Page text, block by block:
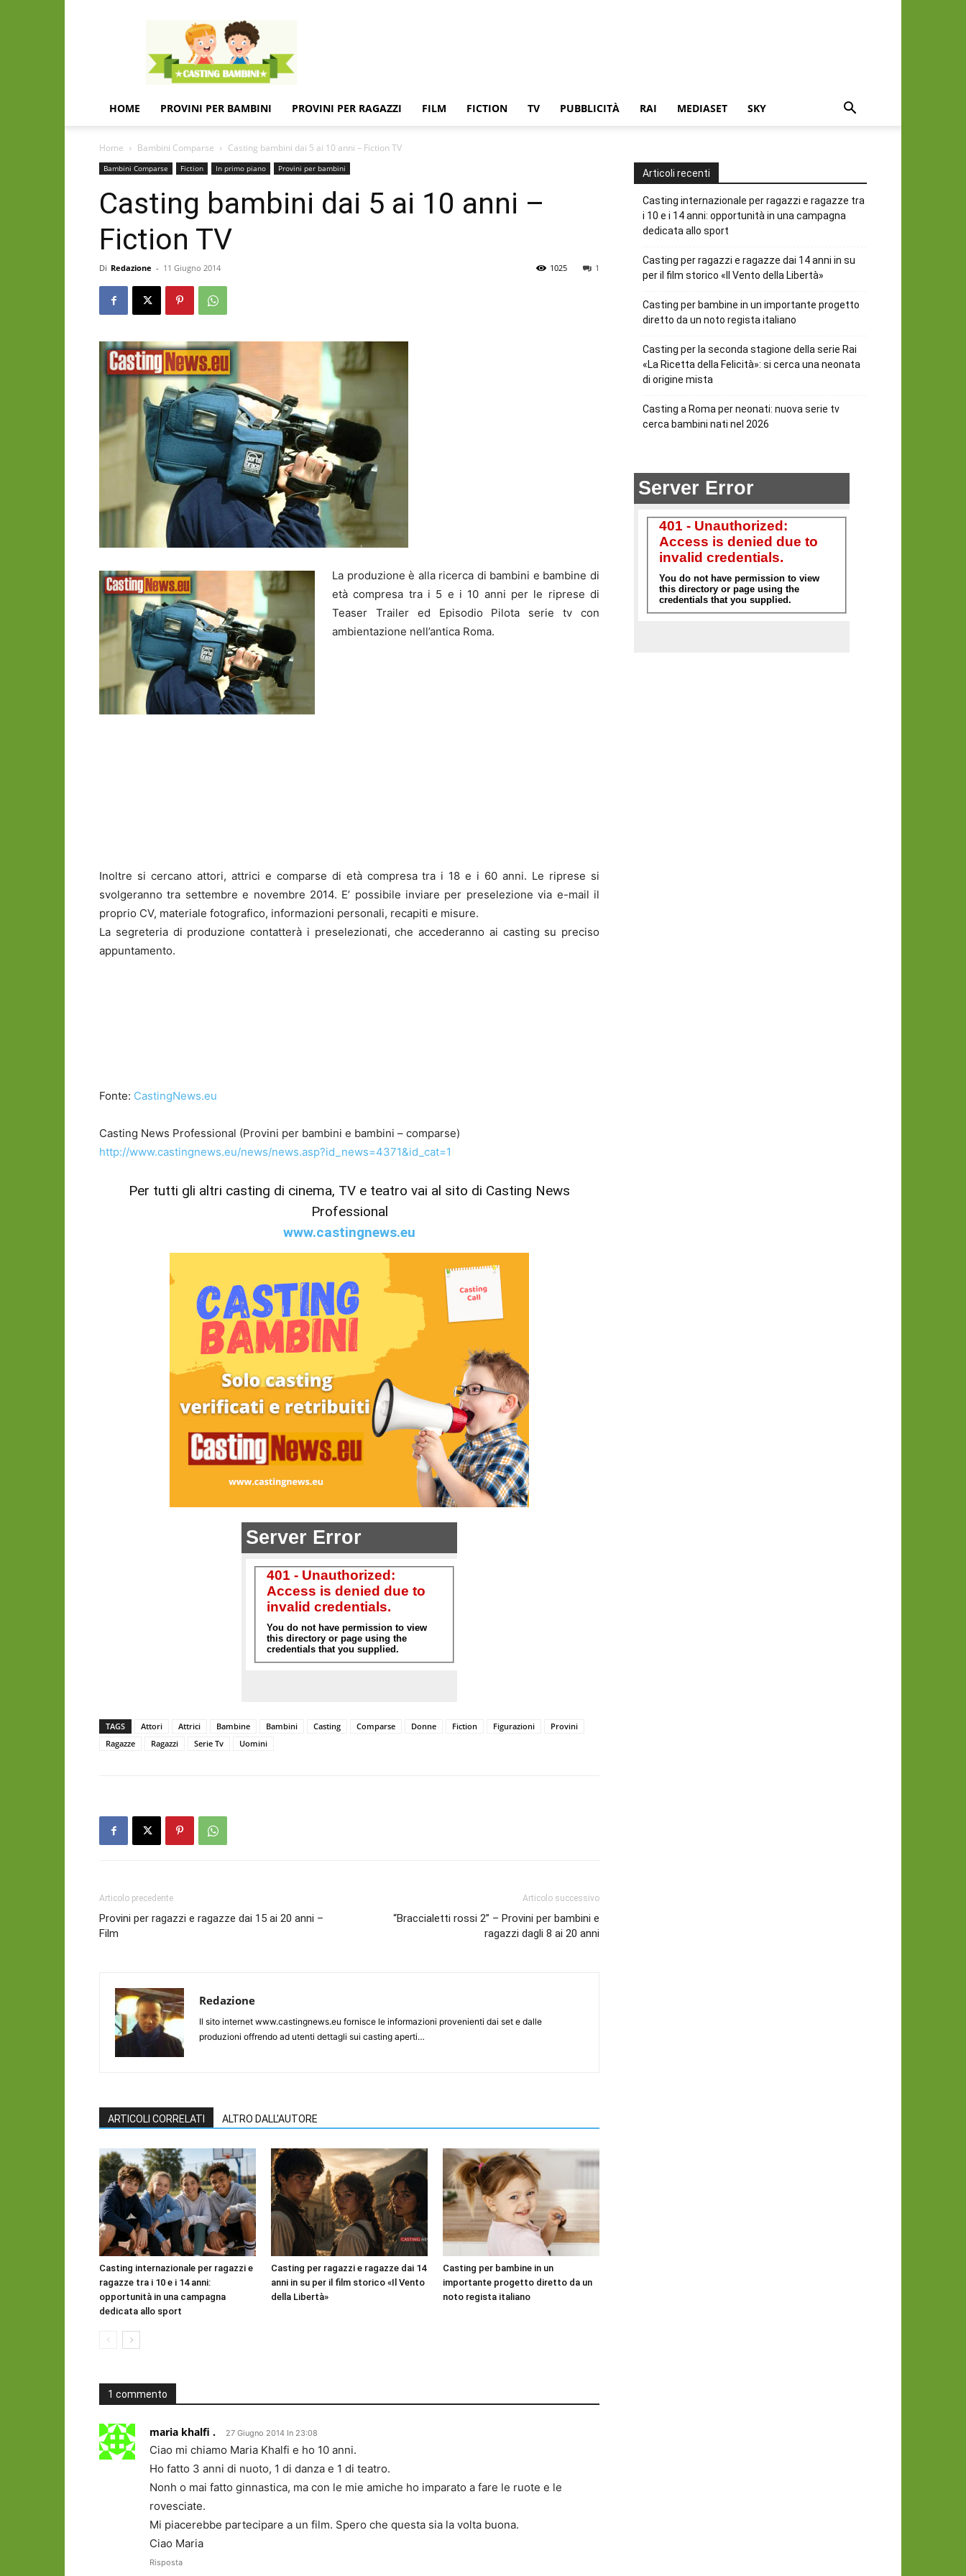
Casting
e
provini
per
bambini
e
HOME PROVINI PER BAMBINI PROVINI PER RAGAZZI FILM FICTION TV PUBBLICITÀ RAI MEDIASET SKY
Home Bambini Comparse Casting bambini dai 5 ai 10 anni – Fiction TV
Bambini Comparse Fiction In primo piano Provini per bambini
Casting bambini dai 5 ai 10 anni –
Fiction TV
Di Redazione - 11 Giugno 2014 1
1025
La produzione è alla ricerca di bambini e bambine di
età compresa tra i 5 e i 10 anni per le riprese di
Teaser Trailer ed Episodio Pilota serie tv con
ambientazione nell’antica Roma.
Inoltre si cercano attori, attrici e comparse di età compresa tra i 18 e i 60 anni. Le riprese si
svolgeranno tra settembre e novembre 2014. E’ possibile inviare per preselezione via e-mail il
proprio CV, materiale fotografico, informazioni personali, recapiti e misure.
La segreteria di produzione contatterà i preselezionati, che accederanno ai casting su preciso
appuntamento.
Fonte: CastingNews.eu
Casting News Professional (Provini per bambini e bambini – comparse)
http://www.castingnews.eu/news/news.asp?id_news=4371&id_cat=1
Per tutti gli altri casting di cinema, TV e teatro vai al sito di Casting News
Professional
www.castingnews.eu
TAGS Attori Attrici Bambine Bambini Casting Comparse Donne Fiction Figurazioni
Provini
Ragazze
Ragazzi Serie Tv Uomini
Articolo precedente
Provini per ragazzi e ragazze dai 15 ai 20 anni –
Film
Articolo successivo
“Braccialetti rossi 2” – Provini per bambini e
ragazzi dagli 8 ai 20 anni
Redazione
Il sito internet www.castingnews.eu fornisce le informazioni provenienti dai set e dalle
produzioni offrendo ad utenti dettagli sui casting aperti…
ARTICOLI CORRELATI ALTRO DALL'AUTORE
Casting internazionale per ragazzi e
ragazze tra i 10 e i 14 anni:
opportunità in una campagna
dedicata allo sport
Casting per ragazzi e ragazze dai 14
anni in su per il film storico «Il Vento
della Libertà»
Casting per bambine in un
importante progetto diretto da un
noto regista italiano
1 commento
maria khalfi . 27 Giugno 2014 In 23:08
Ciao mi chiamo Maria Khalfi e ho 10 anni.
Ho fatto 3 anni di nuoto, 1 di danza e 1 di teatro.
Nonh o mai fatto ginnastica, ma con le mie amiche ho imparato a fare le ruote e le
rovesciate.
Mi piacerebbe partecipare a un film. Spero che questa sia la volta buona.
Ciao Maria
Risposta
Articoli recenti
Casting internazionale per ragazzi e ragazze tra
i 10 e i 14 anni: opportunità in una campagna
dedicata allo sport
Casting per ragazzi e ragazze dai 14 anni in su
per il film storico «Il Vento della Libertà»
Casting per bambine in un importante progetto
diretto da un noto regista italiano
Casting per la seconda stagione della serie Rai
«La Ricetta della Felicità»: si cerca una neonata
di origine mista
Casting a Roma per neonati: nuova serie tv
cerca bambini nati nel 2026